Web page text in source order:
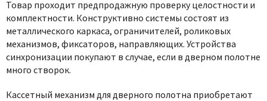
Товар проходит предпродажную проверку целостности и
комплектности. Конструктивно системы состоят из
металлического каркаса, ограничителей, роликовых
механизмов, фиксаторов, направляющих. Устройства
синхронизации покупают в случае, если в дверном полотне
много створок.
Кассетный механизм для дверного полотна приобретают